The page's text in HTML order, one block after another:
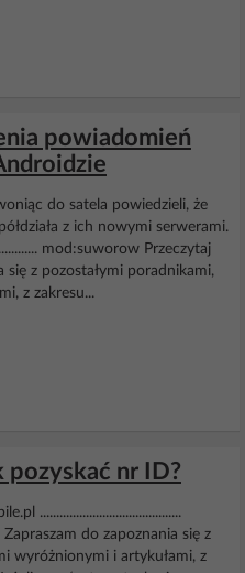
powiadomień
do satela powiedzieli, że
z ich nowymi serwerami.
mod:suworow Przeczytaj
się z pozostałymi poradnikami,
z zakresu...
pozyskać nr ID?
...........................................
do zapoznania się z
wyróżnionymi i artykułami, z